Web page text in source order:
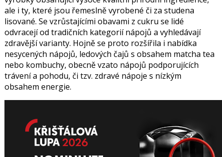
ale i ty, které jsou řemeslně vyrobené či za studena
lisované. Se vzrůstajícími obavami z cukru se lidé
odvracejí od tradičních kategorií nápojů a vyhledávají
zdravější varianty. Hojně se proto rozšířila i nabídka
nesycených nápojů, ledových čajů s obsahem matcha tea
nebo kombuchy, obecně vzato nápojů podporujících
trávení a pohodu, či tzv. zdravé nápoje s nízkým
obsahem energie.